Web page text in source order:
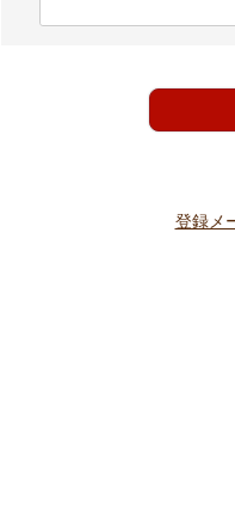
)
登録メ